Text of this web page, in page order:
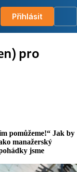
Přihlásit
pro
pomůžeme!“ Jak by
manažerský
jsme